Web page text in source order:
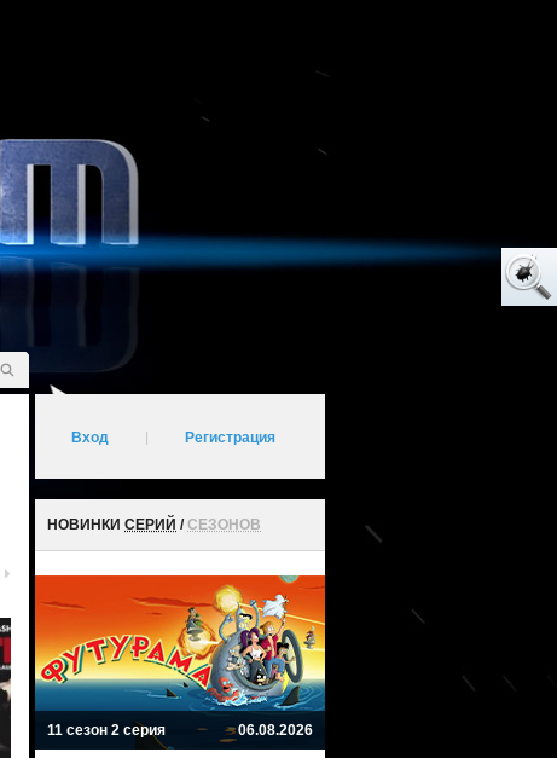
Вход Регистрация
НОВИНКИ СЕРИЙ /СЕЗОНОВ
11 сезон 2 серия 06.08.2026